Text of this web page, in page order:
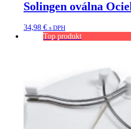
Solingen oválna
34,98 € s DPH
Top produkt